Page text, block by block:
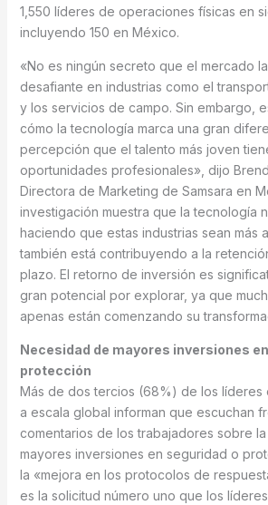
1,550 líderes de operaciones físicas en
incluyendo 150 en México.
«No es ningún secreto que el mercado
desafiante en industrias como el
y los servicios de campo. Sin embargo,
cómo la tecnología marca una gran
percepción que el talento más joven
oportunidades profesionales», dijo
Directora de Marketing de Samsara en
investigación muestra que la tecnología
haciendo que estas industrias sean más
también está contribuyendo a la
plazo. El retorno de inversión es
gran potencial por explorar, ya que
apenas están comenzando su
Necesidad de mayores inversiones
protección
Más de dos tercios (68%) de los líderes
a escala global informan que escuchan
comentarios de los trabajadores sobre
mayores inversiones en seguridad o
la «mejora en los protocolos de
es la solicitud número uno que los